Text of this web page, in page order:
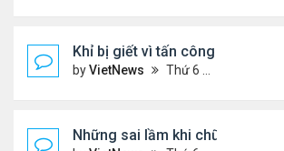
Khỉ bị giết vì tấn công 56 người
byVietNews Thứ 6 Tháng 7 29, 2022 1:39 pm
Những sai lầm khi chữa ho tại